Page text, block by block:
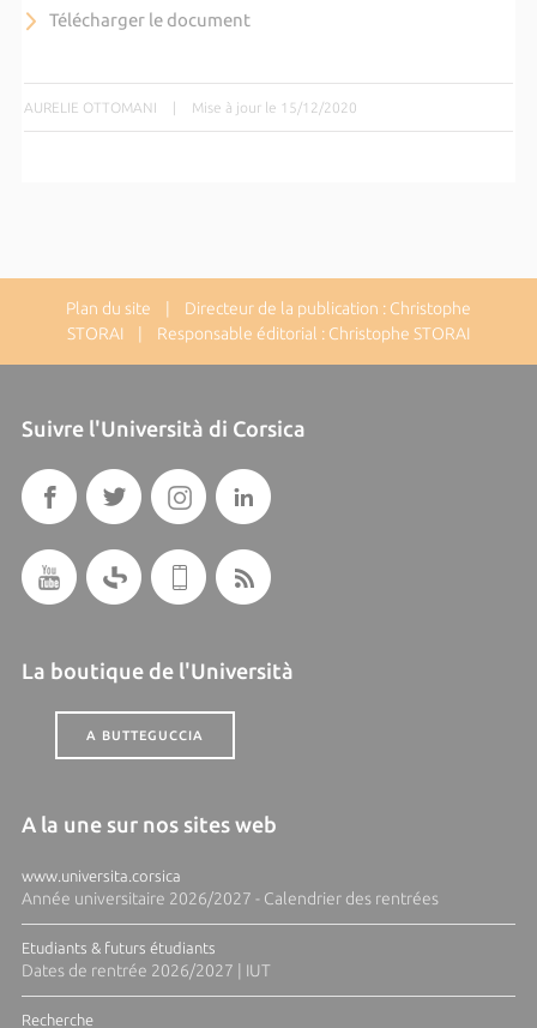
Télécharger le document
AURELIE OTTOMANI | Mise à jour le 15/12/2020
Plan du site | Directeur de la publication : Christophe
STORAI | Responsable éditorial : Christophe STORAI
Suivre l'Università di Corsica
La boutique de l'Università
A BUTTEGUCCIA
A la une sur nos sites web
www.universita.corsica
Année universitaire 2026/2027 - Calendrier des rentrées
Etudiants & futurs étudiants
Dates de rentrée 2026/2027 | IUT
Recherche